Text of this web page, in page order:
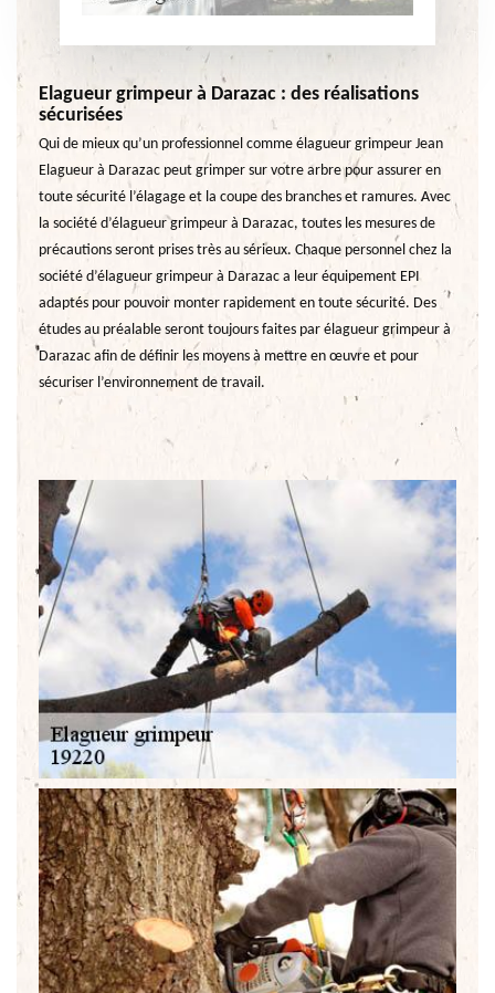
Elagueur grimpeur à Darazac : des réalisations
sécurisées
Qui de mieux qu’un professionnel comme élagueur grimpeur Jean
Elagueur à Darazac peut grimper sur votre arbre pour assurer en
toute sécurité l’élagage et la coupe des branches et ramures. Avec
la société d’élagueur grimpeur à Darazac, toutes les mesures de
précautions seront prises très au sérieux. Chaque personnel chez la
société d’élagueur grimpeur à Darazac a leur équipement EPI
adaptés pour pouvoir monter rapidement en toute sécurité. Des
études au préalable seront toujours faites par élagueur grimpeur à
Darazac afin de définir les moyens à mettre en œuvre et pour
sécuriser l’environnement de travail.